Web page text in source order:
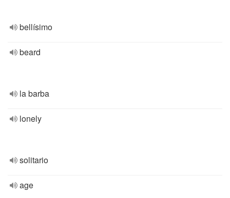
bellísimo
beard
la barba
lonely
solitario
age